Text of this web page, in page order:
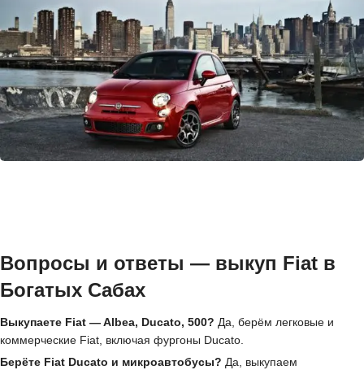
Вопросы и ответы — выкуп Fiat в
Богатых Сабах
Выкупаете Fiat — Albea, Ducato, 500? Да, берём легковые и
коммерческие Fiat, включая фургоны Ducato.
Берёте Fiat Ducato и микроавтобусы? Да, выкупаем